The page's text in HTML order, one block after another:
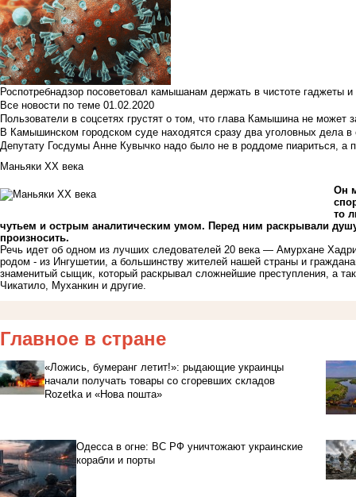
Роспотребнадзор посоветовал камышанам держать в чистоте гаджеты
Все новости по теме 01.02.2020
Пользователи в соцсетях грустят о том, что глава Камышина не может
В Камышинском городском суде находятся сразу два уголовных дела
Депутату Госдумы Анне Кувычко надо было не в роддоме пиариться, а
Маньяки ХХ века
Он
то
чутьем и острым аналитическим умом. Перед ним раскрывали
произносить.
Речь идет об одном из лучших следователей 20 века — Амурхане
родом - из Ингушетии, а большинству жителей нашей страны и
знаменитый сыщик, который раскрывал сложнейшие преступления, а
Чикатило, Муханкин и другие.
Главное в стране
«Ложись, бумеранг летит!»: рыдающие украинцы
начали получать товары со сгоревших складов
Rozetka и «Нова пошта»
Одесса в огне: ВС РФ уничтожают украинские
корабли и порты